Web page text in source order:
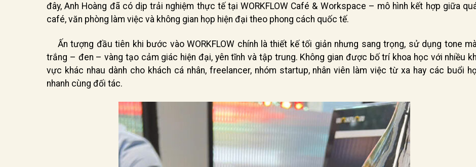
đây, Anh Hoàng đã có dịp trải nghiệm thực tế tại WORKFLOW Café & Workspace – mô hình kết hợp giữa
café, văn phòng làm việc và không gian họp hiện đại theo phong cách quốc tế.
Ấn tượng đầu tiên khi bước vào WORKFLOW chính là thiết kế tối giản nhưng sang trọng, sử dụng tone
trắng – đen – vàng tạo cảm giác hiện đại, yên tĩnh và tập trung. Không gian được bố trí khoa học với nhiều
vực khác nhau dành cho khách cá nhân, freelancer, nhóm startup, nhân viên làm việc từ xa hay các buổi
nhanh cùng đối tác.